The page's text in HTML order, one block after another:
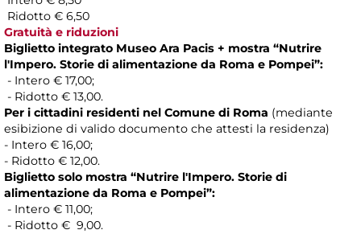
Ridotto € 6,50
Gratuità e riduzioni
Biglietto integrato Museo Ara Pacis + mostra “Nutrire
l'Impero. Storie di alimentazione da Roma e Pompei”:
- Intero € 17,00;
- Ridotto € 13,00.
Per i cittadini residenti nel Comune di Roma (mediante
esibizione di valido documento che attesti la residenza)
- Intero € 16,00;
- Ridotto € 12,00.
Biglietto solo mostra “Nutrire l'Impero. Storie di
alimentazione da Roma e Pompei”:
- Intero € 11,00;
- Ridotto € 9,00.